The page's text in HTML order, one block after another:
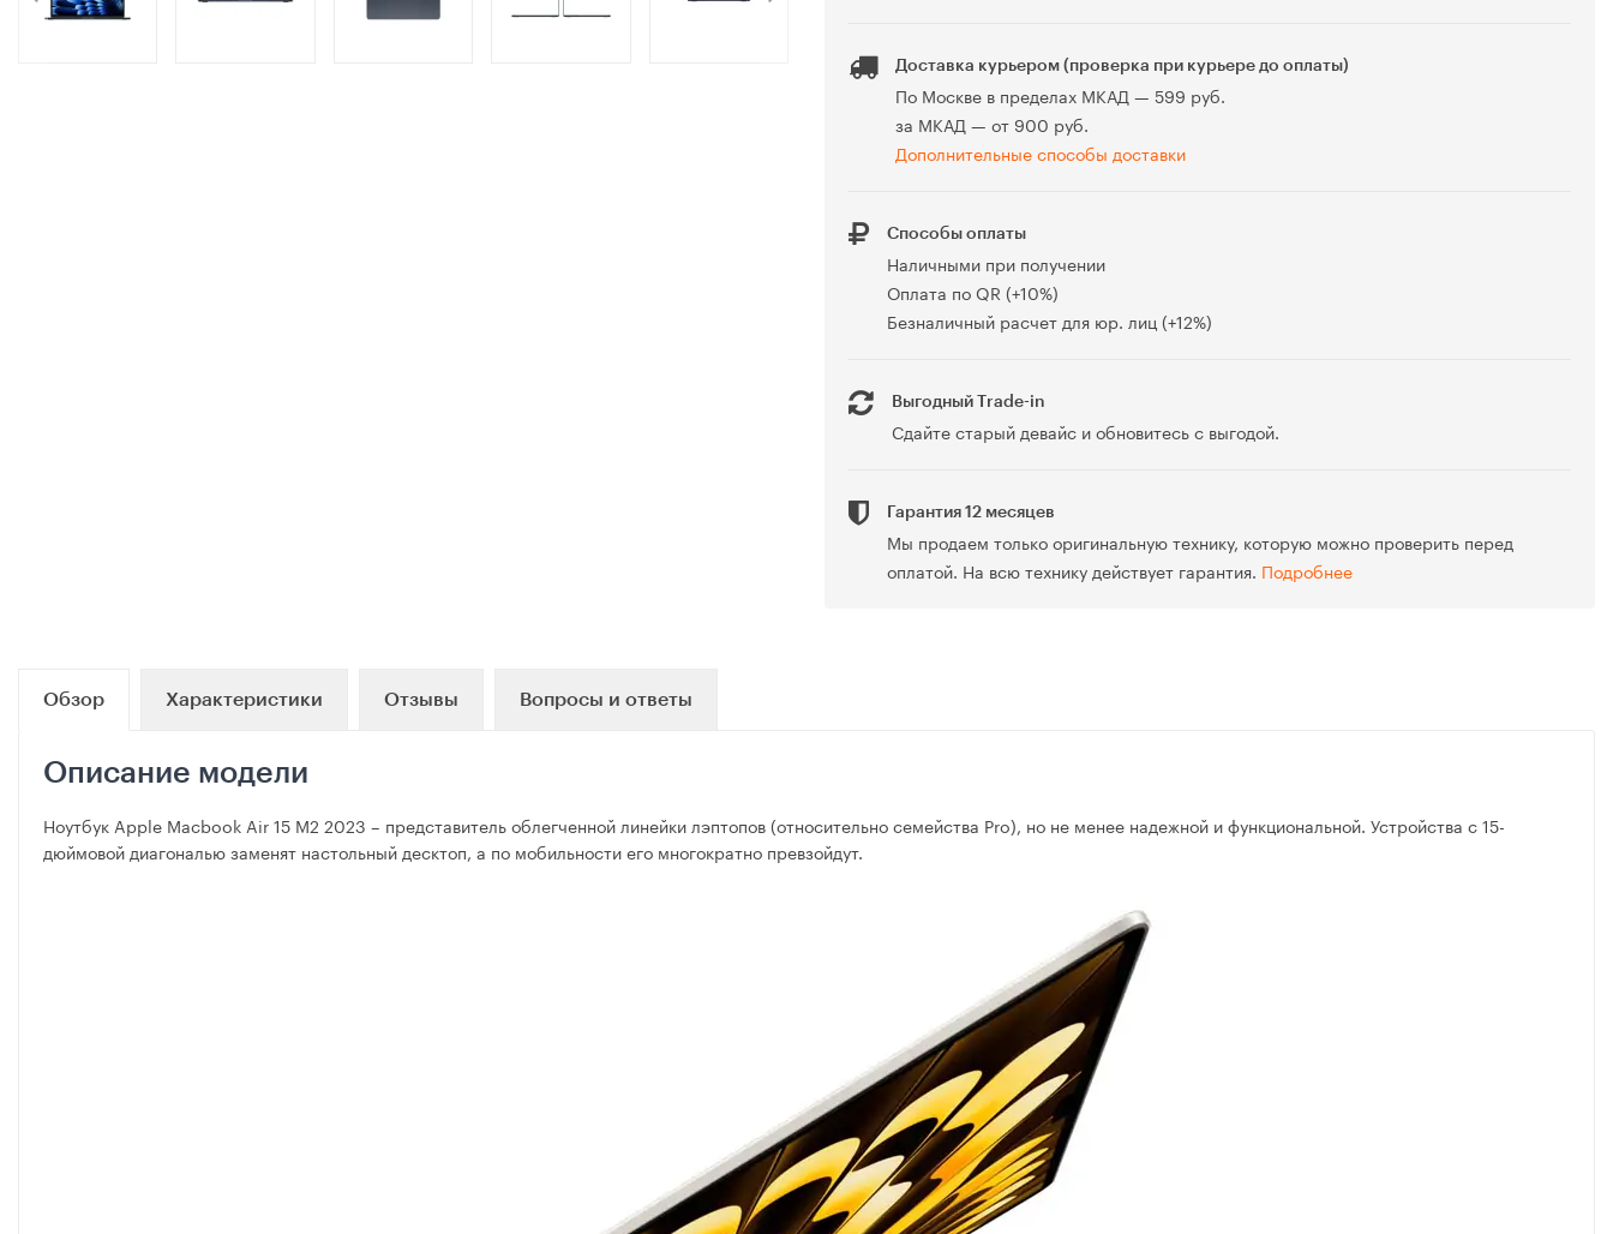
Доставка курьером (проверка при курьере до оплаты)
По Москве в пределах МКАД — 599 руб.
за МКАД — от 900 руб.
Дополнительные способы доставки
Способы оплаты
Наличными при получении
Оплата по QR (+10%)
Безналичный расчет для юр. лиц (+12%)
Выгодный Trade-in
Сдайте старый девайс и обновитесь с выгодой.
Гарантия 12 месяцев
Мы продаем только оригинальную технику, которую можно проверить перед
оплатой. На всю технику действует гарантия. Подробнее
Обзор Характеристики Отзывы Вопросы и ответы
Описание модели
Ноутбук Apple Macbook Air 15 M2 2023 – представитель облегченной линейки лэптопов (относительно семейства Pro), но не менее надежной и функциональной. Устройства с 15-
дюймовой диагональю заменят настольный десктоп, а по мобильности его многократно превзойдут.